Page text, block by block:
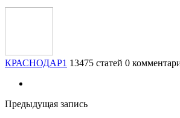
КРАСНОДАР1 13475 статей 0
Предыдущая запись